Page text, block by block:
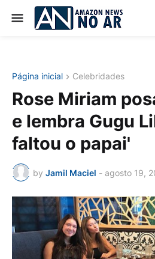
Página inicial Celebridades
Rose Miriam
e lembra Gugu
faltou o papai'
by Jamil Maciel - agosto 19,